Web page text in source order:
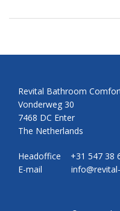
Revital Bathroom
Vonderweg 30
7468 DC Enter
The Netherlands
Headoffice +31
E-mail